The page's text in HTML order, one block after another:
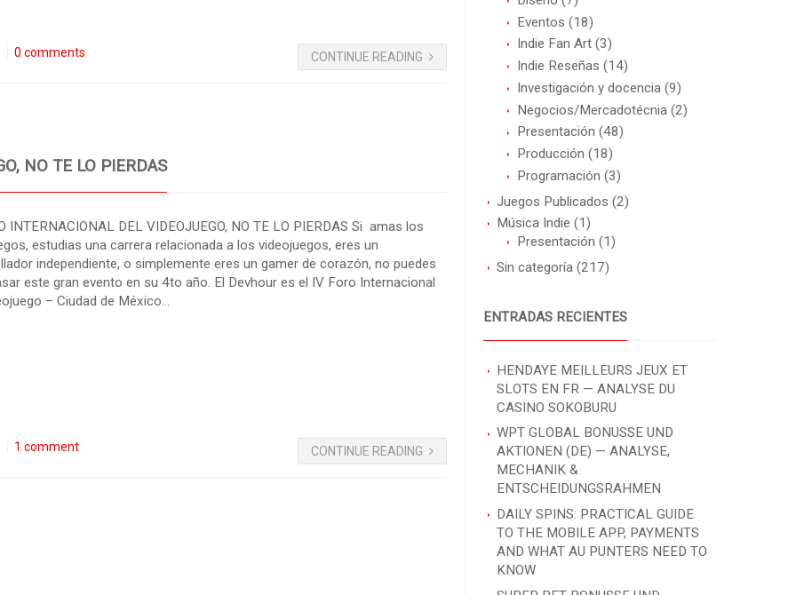
Eventos (18)
Indie Fan Art(3)
Indie Reseñas (14)
Investigación y docencia(9)
Negocios/Mercadotécnia(2)
Presentación (48)
Producción (18)
Programación (3)
Juegos Publicados (2)
Música Indie (1)
Presentación (1)
Sin categoría (217)
ENTRADAS RECIENTES
HENDAYE MEILLEURS JEUX ET
SLOTS EN FR — ANALYSE DU
CASINO SOKOBURU
WPT GLOBAL BONUSSE UND
AKTIONEN (DE) — ANALYSE,
MECHANIK &
ENTSCHEIDUNGSRAHMEN
DAILY SPINS: PRACTICAL GUIDE
TO THE MOBILE APP, PAYMENTS
AND WHAT AU PUNTERS NEED TO
KNOW
0 comments CONTINUE READING
NO TE LO PIERDAS
INTERNACIONAL DEL VIDEOJUEGO, NO TE LO PIERDAS Si amas los
estudias una carrera relacionada a los videojuegos, eres un
independiente, o simplemente eres un gamer de corazón, no puedes
este gran evento en su 4to año. El Devhour es el IV Foro Internacional
– Ciudad de México…
1 comment CONTINUE READING